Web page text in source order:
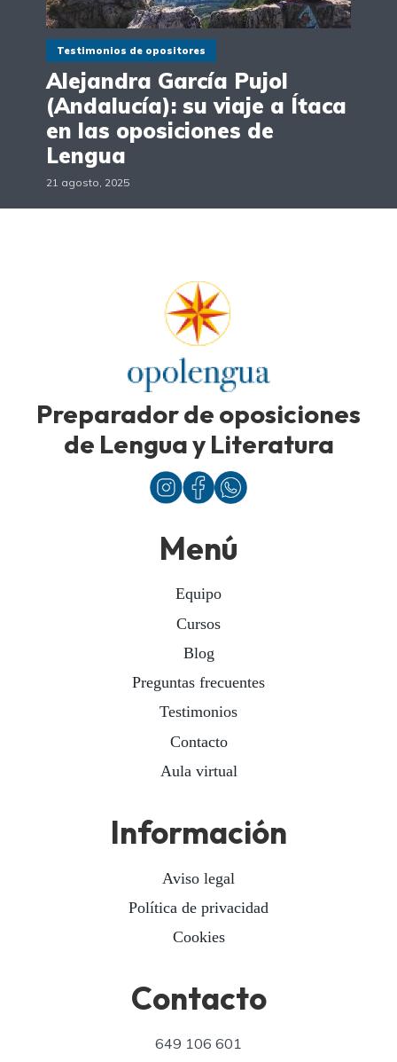
Testimonios de opositores
Alejandra García Pujol
(Andalucía): su viaje a Ítaca
en las oposiciones de
Lengua
21 agosto, 2025
Preparador de oposiciones
de Lengua y Literatura
Menú
Equipo
Cursos
Blog
Preguntas frecuentes
Testimonios
Contacto
Aula virtual
Información
Aviso legal
Política de privacidad
Cookies
Contacto
649 106 601